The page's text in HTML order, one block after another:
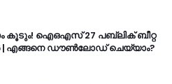
കൂടും! ഐഒഎസ് 27 പബ്ലിക് ബീറ്റ
| എങ്ങനെ ഡൗൺലോഡ് ചെയ്യാം?